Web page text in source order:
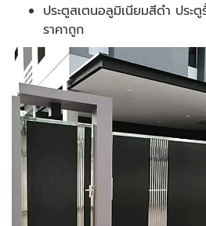
ประตูสเตนอลูมิเนียมสีดำ ประ
ราคาถูก